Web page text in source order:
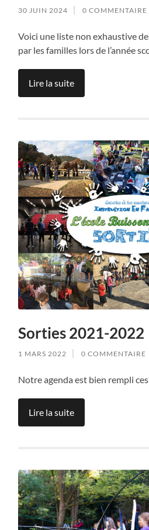
30 JUIN 2024 0 COMMENTAIRE
Voici une liste non exhaustive
par les familles lors de l’année
Lire la suite
Sorties 2021-2022
1 MARS 2022 0 COMMENTAIRE
Notre agenda est bien rempli
Lire la suite